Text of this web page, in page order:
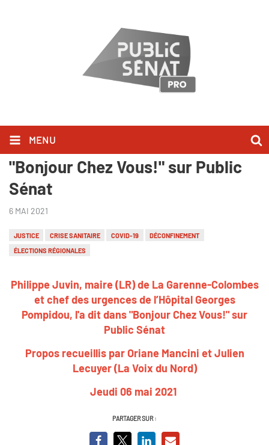
MENU
Philippe Juvin l'a dit dans
"Bonjour Chez Vous!" sur Public
Sénat
6 MAI 2021
JUSTICE CRISE SANITAIRE COVID-19
DÉCONFINEMENT
ÉLECTIONS RÉGIONALES
Philippe Juvin, maire (LR) de La Garenne-Colombes
et chef des urgences de l’Hôpital Georges
Pompidou, l'a dit dans "Bonjour Chez Vous!" sur
Public Sénat
Propos recueillis par Oriane Mancini et Julien
Lecuyer (La Voix du Nord)
Jeudi 06 mai 2021
PARTAGER SUR :